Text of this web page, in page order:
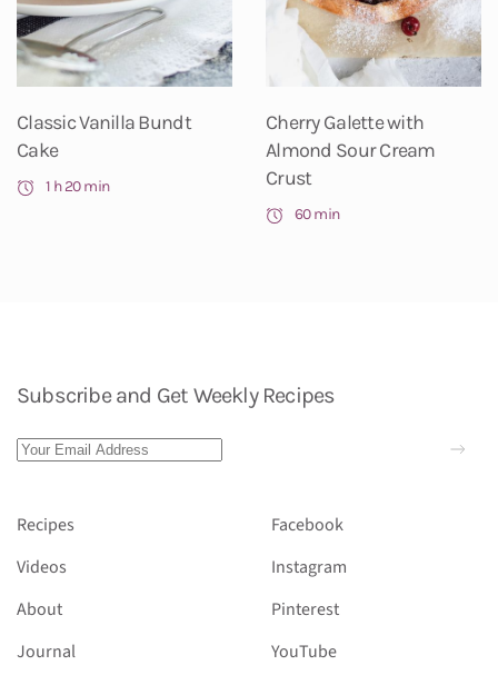
Classic Vanilla Bundt
Cake
1 h 20 min
Cherry Galette with
Almond Sour Cream
Crust
60 min
Subscribe and Get Weekly Recipes
Recipes
Videos
About
Journal
Facebook
Instagram
Pinterest
YouTube